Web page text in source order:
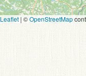
Leaflet | ©OpenStreetMap